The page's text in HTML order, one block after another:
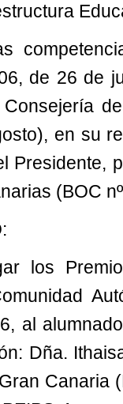
de 26 de
en su
Presidente,
(BOC
los
al
Dña.
Canaria